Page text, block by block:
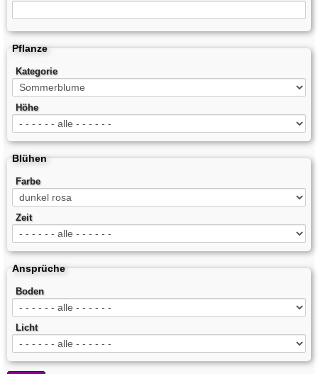
Pflanze
Kategorie
Höhe
Blühen
Farbe
Zeit
Ansprüche
Boden
Licht